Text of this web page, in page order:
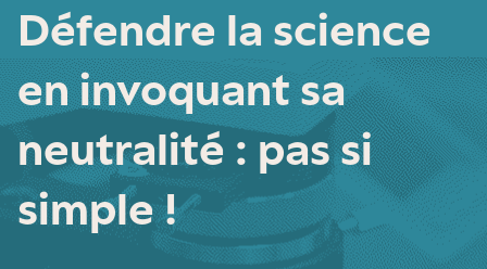
Défendre la science
en invoquant sa
neutralité : pas si
simple !